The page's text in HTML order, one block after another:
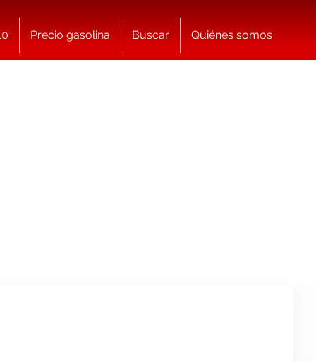
Precio gasolina Buscar Quiénes somos